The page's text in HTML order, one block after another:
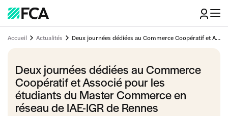
Accueil Actualités Deux journées dédiées au Commerce Coopératif et Associé pour les étudiants du Master Commerce en réseau de IAE-IGR de Rennes
Deux journées dédiées au Commerce
Coopératif et Associé pour les
étudiants du Master Commerce en
réseau de IAE-IGR de Rennes